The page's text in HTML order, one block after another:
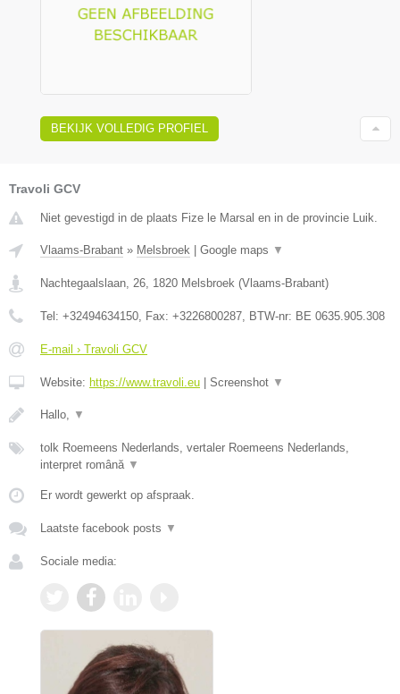
BEKIJK VOLLEDIG PROFIEL
Travoli GCV
Niet gevestigd in de plaats Fize le Marsal en in de provincie Luik.
Vlaams-Brabant » Melsbroek Google maps ▼
Nachtegaalslaan, 26, 1820 Melsbroek (Vlaams-Brabant)
Tel: +32494634150, Fax: +3226800287, BTW-nr: BE 0635.905.308
E-mail › Travoli GCV
Website: https://www.travoli.eu Screenshot ▼
Hallo, ▼
tolk Roemeens Nederlands, vertaler Roemeens Nederlands,
interpret română ▼
Er wordt gewerkt op afspraak.
Laatste facebook posts ▼
Sociale media: